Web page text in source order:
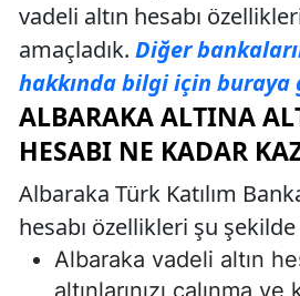
vadeli altın hesabı
amaçladık. Diğer
hakkında bilgi için
ALBARAKA ALTINA
HESABI NE KADAR
Albaraka Türk Katılım
hesabı özellikleri şu
Albaraka vadeli altın